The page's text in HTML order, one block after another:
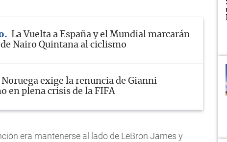
La Vuelta a España y el Mundial marcarán
Nairo Quintana al ciclismo
Noruega exige la renuncia de Gianni
en plena crisis de la FIFA
era mantenerse al lado de LeBron James y